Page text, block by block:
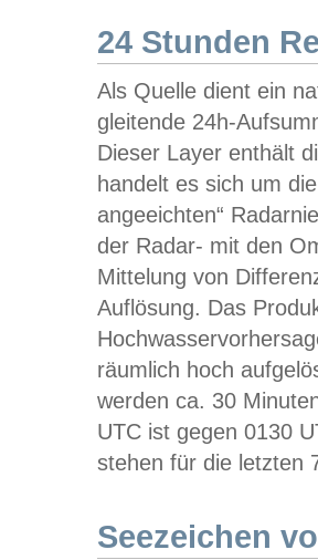
24 Stunden
Als Quelle dient ein
gleitende 24h-
Dieser Layer enthält
handelt es sich um
angeeichten“
der Radar- mit den
Mittelung von
Auflösung. Das
räumlich hoch
werden ca. 30
UTC ist gegen 0130
stehen für die letzten
Seezeichen